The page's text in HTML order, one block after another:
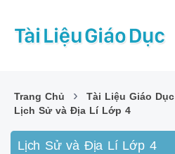
Trang Chủ › Tài Liệu Giáo Dục
Lịch Sử và Địa Lí Lớp 4
Lịch Sử và Địa Lí Lớp 4